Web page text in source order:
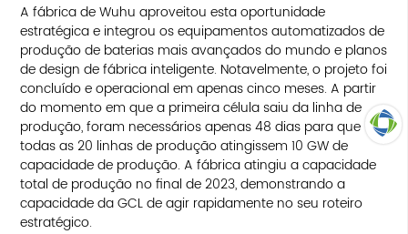
TOP
A fábrica de Wuhu aproveitou esta oportunidade
estratégica e integrou os equipamentos automatizados de
produção de baterias mais avançados do mundo e planos
de design de fábrica inteligente. Notavelmente, o projeto foi
concluído e operacional em apenas cinco meses. A partir
do momento em que a primeira célula saiu da linha de
produção, foram necessários apenas 48 dias para que
todas as 20 linhas de produção atingissem 10 GW de
capacidade de produção. A fábrica atingiu a capacidade
total de produção no final de 2023, demonstrando a
capacidade da GCL de agir rapidamente no seu roteiro
estratégico.